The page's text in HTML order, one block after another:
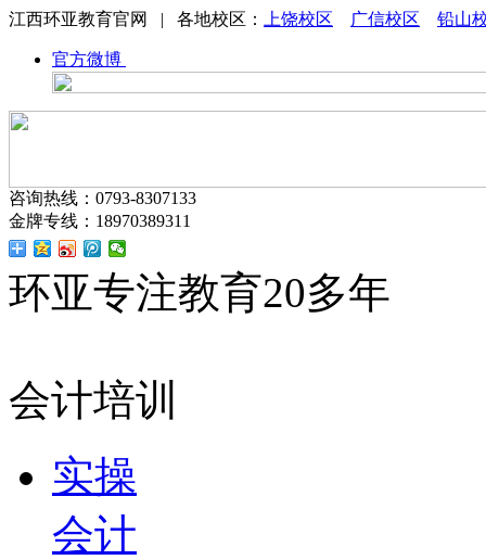
江西环亚教育官网 | 各地校区： 上饶校区 广信校区 铅山
官方微博
咨询热线：0793-8307133
金牌专线：18970389311
环亚专注教育20多年
会计培训
实操
会计